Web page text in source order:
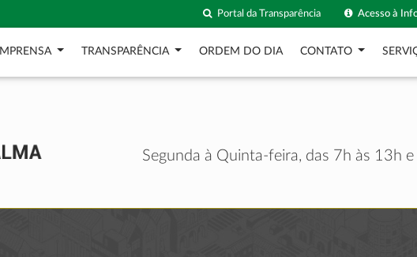
Acesso à
Portal da Transparência
IMPRENSA TRANSPARÊNCIA ORDEM DO DIA CONTATO
Segunda à Quinta-feira, das 7h às 13h